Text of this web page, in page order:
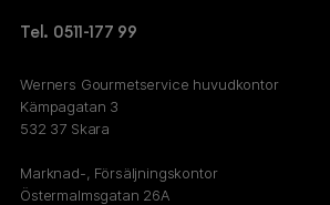
Tel. 0511-177 99
Werners Gourmetservice huvudkontor
Kämpagatan 3
532 37 Skara
Marknad-, Försäljningskontor
Östermalmsgatan 26A